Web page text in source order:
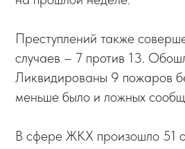
Преступлений также
случаев – 7 против 13.
Ликвидированы 9 пожаров
меньше было и ложных
В сфере ЖКХ произошло 51